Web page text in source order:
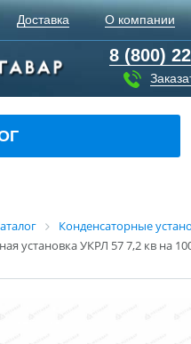
Доставка О компании
8 (800)
Конденсаторные
установка УКРЛ 57 7,2 кв на